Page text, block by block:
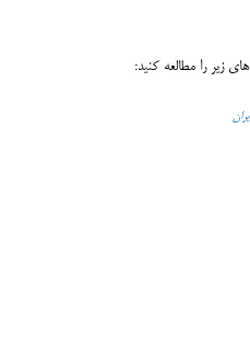
زیر را مطالعه کنید: